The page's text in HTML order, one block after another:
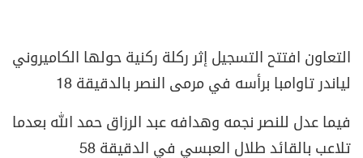
التعاون افتتح التسجيل إثر ركلة ركنية حولها الكاميروني
لياندر تاوامبا برأسه في مرمى النصر بالدقيقة 18
فيما عدل للنصر نجمه وهدافه عبد الرزاق حمد الله بعدما
تلاعب بالقائد طلال العبسي في الدقيقة 58